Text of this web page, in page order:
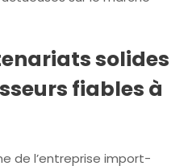
solides
fiables à
de l’entreprise import-